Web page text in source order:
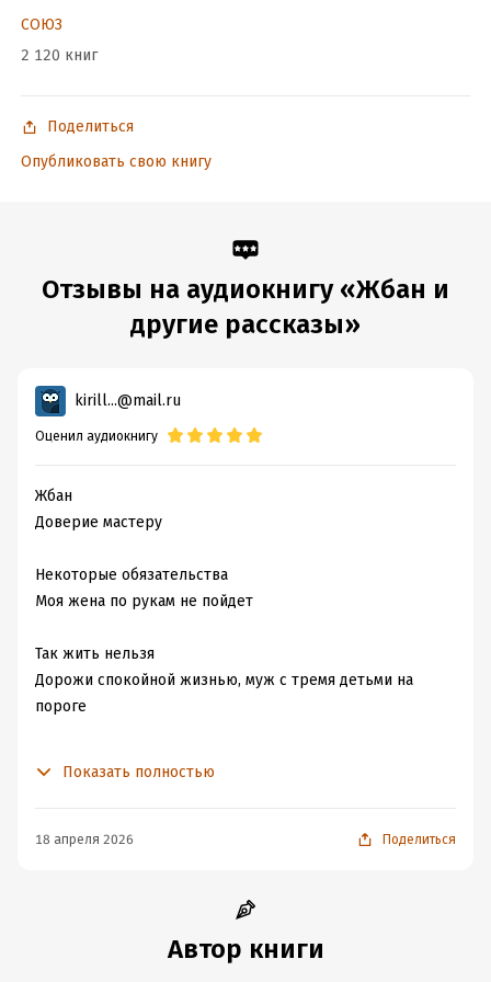
Дата поступления:
СОЮЗ
2 120 книг
Поделиться
Опубликовать свою книгу
Отзывы на аудиокнигу «Жбан и
другие рассказы»
kirill...@mail.ru
Оценил аудиокнигу
Жбан
Доверие мастеру
Некоторые обязательства
Моя жена по рукам не пойдет
Так жить нельзя
Дорожи спокойной жизнью, муж с тремя детьми на
пороге
Сомнение
тётки и петухи Пелевин
Показать полностью
18 апреля 2026 Поделиться
Автор книги